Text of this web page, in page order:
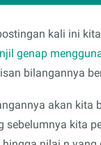
kali ini
genap
bilangannya
akan
kita